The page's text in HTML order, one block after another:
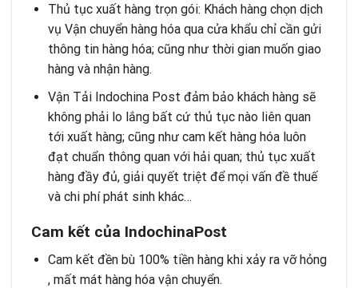
Thủ tục xuất hàng trọn gói: Khách hàng chọn dịch
vụ Vận chuyển hàng hóa qua cửa khẩu chỉ cần gửi
thông tin hàng hóa; cũng như thời gian muốn giao
hàng và nhận hàng.
Vận Tải Indochina Post đảm bảo khách hàng sẽ
không phải lo lắng bất cứ thủ tục nào liên quan
tới xuất hàng; cũng như cam kết hàng hóa luôn
đạt chuẩn thông quan với hải quan; thủ tục xuất
hàng đầy đủ, giải quyết triệt để mọi vấn đề thuế
và chi phí phát sinh khác…
Cam kết của IndochinaPost
Cam kết đền bù 100% tiền hàng khi xảy ra vỡ hỏng
, mất mát hàng hóa vận chuyển.